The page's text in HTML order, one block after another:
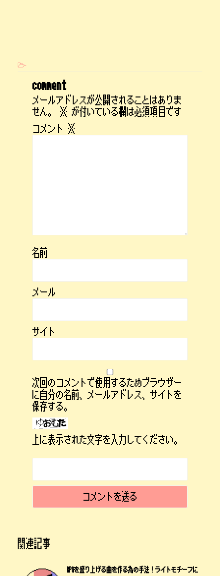
-
comment
メールアドレスが公開されることはありま
せん。
※ が付いている欄は必須項目です
コメント ※
名前
メール
サイト
次回のコメントで使用するためブラウザー
に自分の名前、メールアドレス、サイトを
保存する。
上に表示された文字を入力してください。
関連記事
RPGを盛り上げる曲を作る為の手法！ライトモチーフに